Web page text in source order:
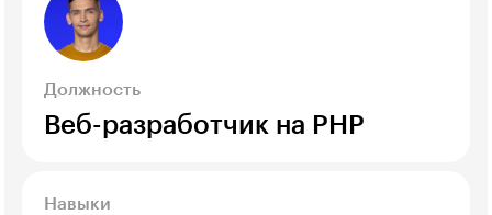
Должность
Веб-разработчик на PHP
Навыки